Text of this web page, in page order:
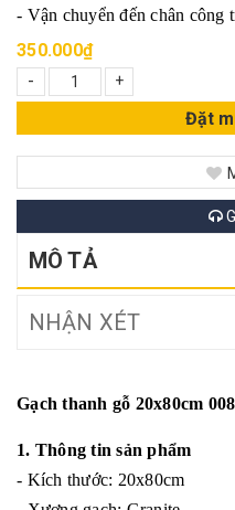
- Vận chuyển đến chân công
350.000₫
-
+
Đặt
MÔ TẢ
NHẬN XÉT
Gạch thanh gỗ 20x80cm
1. Thông tin sản phẩm
- Kích thước: 20x80cm